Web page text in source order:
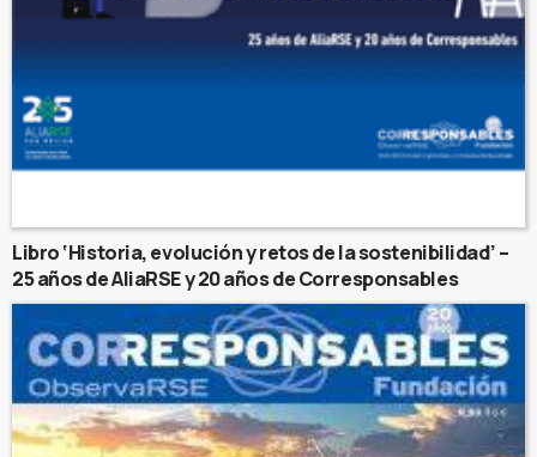
Libro ‘Historia, evolución y retos de la sostenibilidad’ –
25 años de AliaRSE y 20 años de Corresponsables